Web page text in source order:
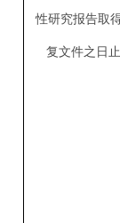
性研究报告取
复文件之日